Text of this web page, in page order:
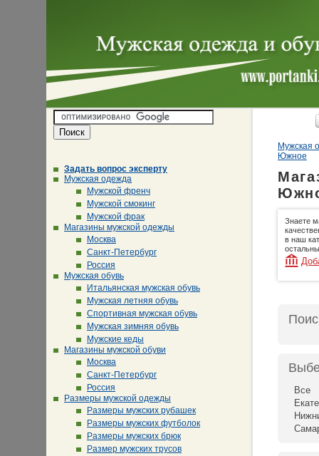
Задать вопрос эксперту
Мужская одежда
Мужской френч
Мужской смокинг
Мужской фрак
Магазины мужской одежды
Москва
Санкт-Петербург
Россия
Мужская обувь
Итальянская мужская обувь
Мужская летняя обувь
Спортивная мужская обувь
Мужская зимняя обувь
Мужские кеды
Магазины мужской обуви
Москва
Санкт-Петербург
Россия
Размеры мужской одежды
Размеры мужских рубашек
Размеры мужских футболок
Размеры мужских брюк
Размер мужских трусов
Мужская
Южное
Знаете
в наш
Все